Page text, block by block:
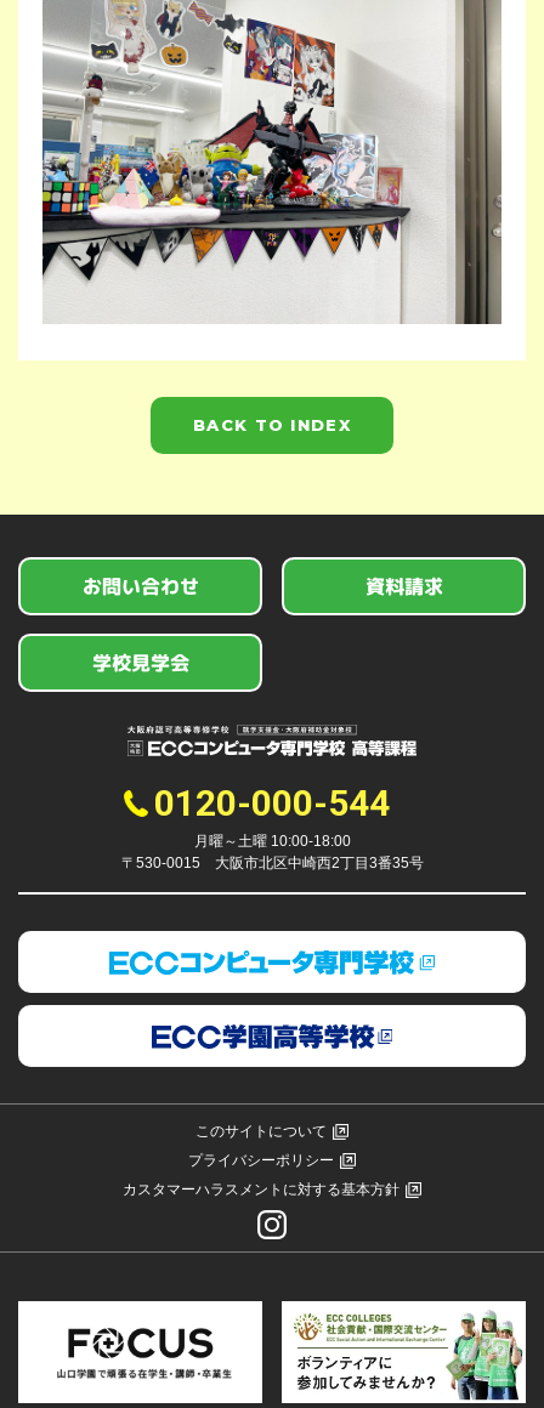
BACK TO INDEX
お問い合わせ 資料請求
学校見学会
0120-000-544
月曜～土曜 10:00-18:00
〒530-0015 大阪市北区中崎西2丁目3番35号
このサイトについて
プライバシーポリシー
カスタマーハラスメントに対する基本方針